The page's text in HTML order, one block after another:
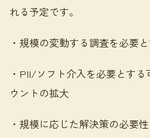
れる予定です。
・規模の変動する調査を必要
・PII/ソフト介入を必要とす
ウントの拡大
・規模に応じた解決策の必要性